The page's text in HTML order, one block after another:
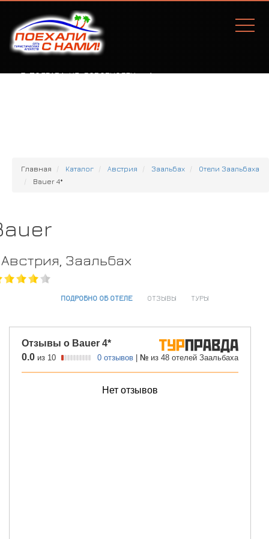
Г. ПОЛТАВА, УЛ. СОБОРНОСТИ, 77А
Главная Каталог Австрия Заальбах
Отели Заальбаха
Bauer 4*
Австрия, Заальбах
ПОДРОБНО ОБ ОТЕЛЕ ОТЗЫВЫ ТУРЫ